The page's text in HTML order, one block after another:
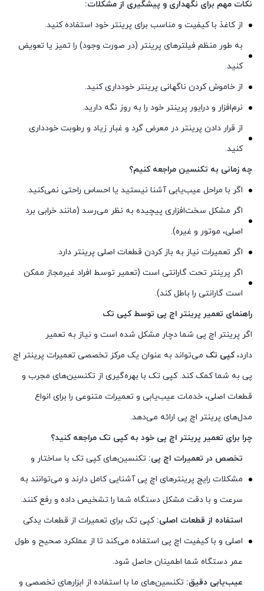
نکات مهم برای نگهداری و پیشگیری از مشکلات:
از کاغذ با کیفیت و مناسب برای پرینتر خود استفاده کنید.
به طور منظم فیلترهای پرینتر (در صورت وجود) را تمیز یا تعویض
کنید.
از خاموش کردن ناگهانی پرینتر خودداری کنید.
نرم‌افزار و درایور پرینتر خود را به روز نگه دارید.
از قرار دادن پرینتر در معرض گرد و غبار زیاد و رطوبت خودداری
کنید.
چه زمانی به تکنسین مراجعه کنیم؟
اگر با مراحل عیب‌یابی آشنا نیستید یا احساس راحتی نمی‌کنید.
اگر مشکل سخت‌افزاری پیچیده به نظر می‌رسد (مانند خرابی برد
اصلی، موتور و غیره).
اگر تعمیرات نیاز به باز کردن قطعات اصلی پرینتر دارد.
اگر پرینتر تحت گارانتی است (تعمیر توسط افراد غیرمجاز ممکن
است گارانتی را باطل کند).
راهنمای تعمیر پرینتر اچ پی توسط کپی تک
اگر پرینتر اچ پی شما دچار مشکل شده است و نیاز به تعمیر
دارد،کپی تک می‌تواند به عنوان یک مرکز تخصصی تعمیرات پرینتر اچ
پی به شما کمک کند. کپی تک با بهره‌گیری از تکنسین‌های مجرب و
قطعات اصلی، خدمات عیب‌یابی و تعمیرات متنوعی را برای انواع
مدل‌های پرینتر اچ پی ارائه می‌دهد.
چرا برای تعمیر پرینتر اچ پی خود به کپی تک مراجعه کنید؟
تخصص در تعمیرات اچ پی: تکنسین‌های کپی تک با ساختار و
مشکلات رایج پرینترهای اچ پی آشنایی کامل دارند و می‌توانند به
سرعت و با دقت مشکل دستگاه شما را تشخیص داده و رفع کنند.
استفاده از قطعات اصلی: کپی تک برای تعمیرات از قطعات یدکی
اصلی و با کیفیت اچ پی استفاده می‌کند تا از عملکرد صحیح و طول
عمر دستگاه شما اطمینان حاصل شود.
عیب‌یابی دقیق: تکنسین‌های ما با استفاده از ابزارهای تخصصی و